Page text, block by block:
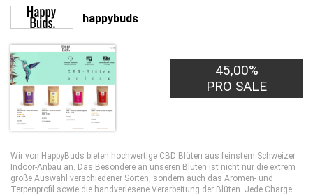
happybuds
45,00%
PRO SALE
Wir von HappyBuds bieten hochwertige CBD Blüten aus feinstem Schweizer
Indoor-Anbau an. Das Besondere an unseren Blüten ist nicht nur die extrem
große Auswahl verschiedener Sorten, sondern auch das Aromen- und
Terpenprofil sowie die handverlesene Verarbeitung der Blüten. Jede Charge